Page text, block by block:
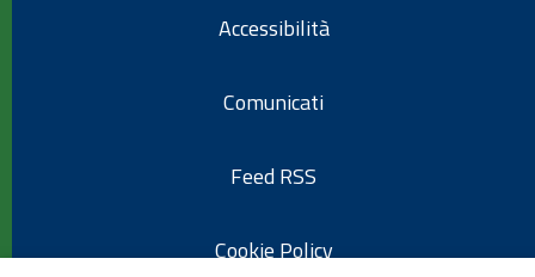
Accessibilità
Comunicati
Feed RSS
Cookie Policy